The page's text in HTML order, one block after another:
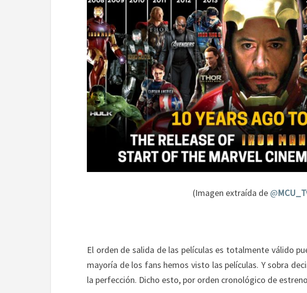
(Imagen extraída de @
El orden de salida de las películas es totalmente válido
mayoría de los fans hemos visto las películas. Y sobra
la perfección. Dicho esto, por orden cronológico de